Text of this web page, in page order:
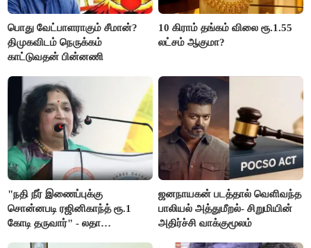
பொது வேட்பாளராகும் சீமான்?
திமுகவிடம் நெருக்கம்
காட்டுவதன் பின்னணி
10 கிராம் தங்கம் விலை ரூ.1.55
லட்சம் ஆகுமா?
"நதி நீர் இணைப்புக்கு
சொன்னபடி ரஜினிகாந்த் ரூ.1
கோடி தருவார்" - லதா
ஜனநாயகன் படத்தால் வெளிவந்த
பாலியல் அத்துமீறல்- சிறுமியின்
அதிர்ச்சி வாக்குமூலம்